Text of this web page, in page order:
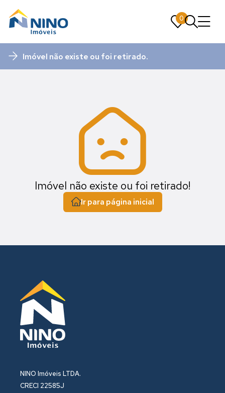
0
0
Imóvel não existe ou foi retirado.
Imóvel não existe ou foi retirado!
Ir para página inicial
NINO Imóveis LTDA.
CRECI 22585J